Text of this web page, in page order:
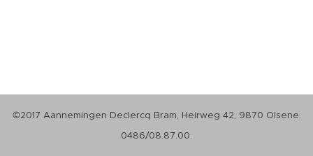
©2017 Aannemingen Declercq Bram, Heirweg 42, 9870 Olsene.
0486/08.87.00.